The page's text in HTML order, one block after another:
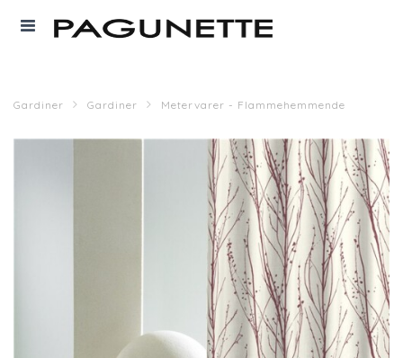
Gardiner Gardiner Metervarer - Flammehemmende